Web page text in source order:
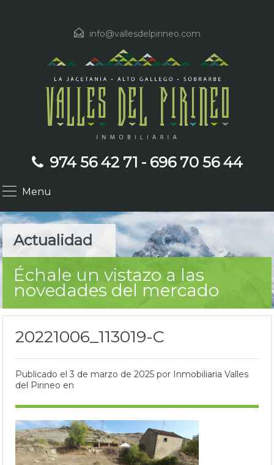
info@vallesdelpirineo.com
Menu
974 56 42 71 - 696 70 56 44
Actualidad
Échale un vistazo a las
novedades del mercado
20221006_113019-C
Publicado el 3 de marzo de 2025 por Inmobiliaria Valles
del Pirineo en